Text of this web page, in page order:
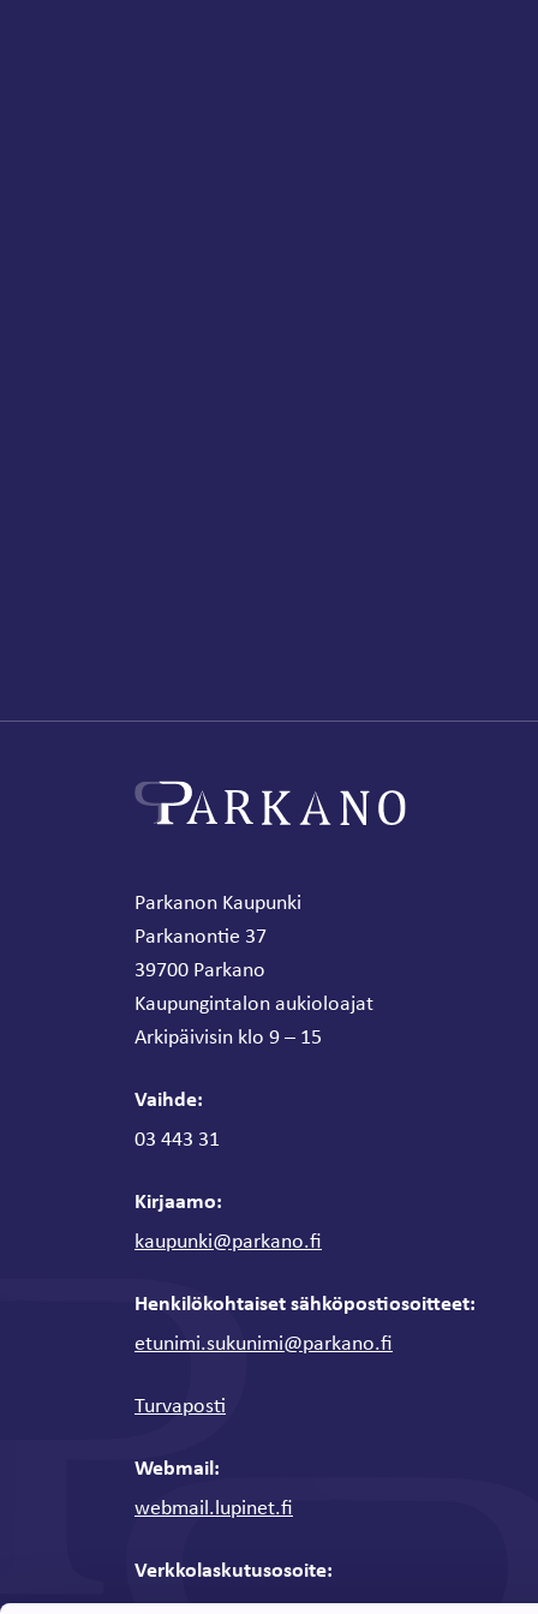
Parkanon Kaupunki
Parkanontie 37
39700 Parkano
Kaupungintalon aukioloajat
Arkipäivisin klo 9 – 15
Vaihde:
03 443 31
Kirjaamo:
kaupunki@parkano.fi
Henkilökohtaiset sähköpostiosoitteet:
etunimi.sukunimi@parkano.fi
Turvaposti
Webmail:
webmail.lupinet.fi
Verkkolaskutusosoite: